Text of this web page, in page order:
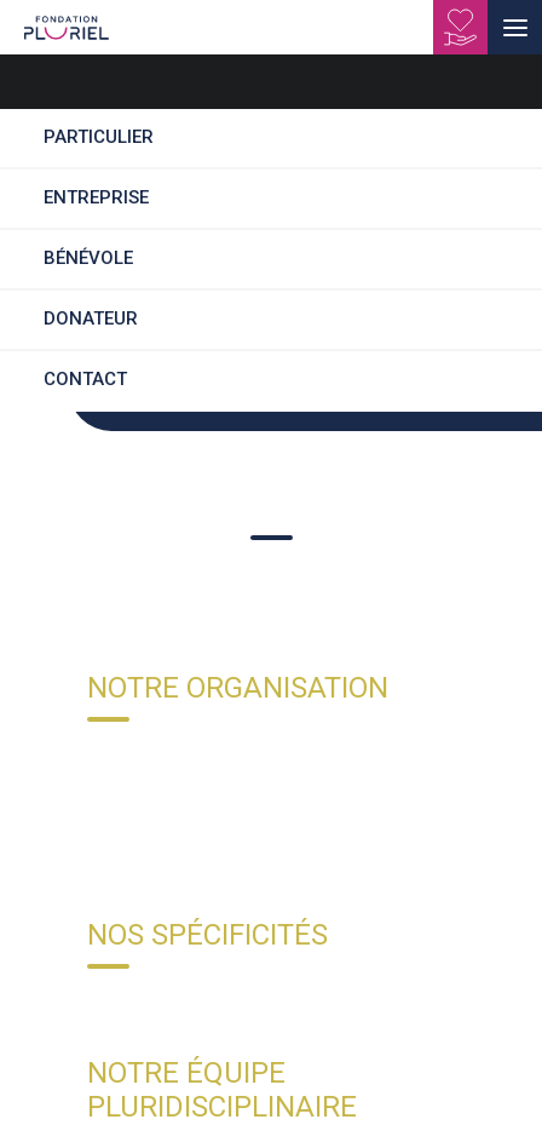
PARTICULIER
ENTREPRISE
BÉNÉVOLE
DONATEUR
CONTACTUn accompagnement en continu
NOTRE ORGANISATION
NOS SPÉCIFICITÉS
NOTRE ÉQUIPE
PLURIDISCIPLINAIRE